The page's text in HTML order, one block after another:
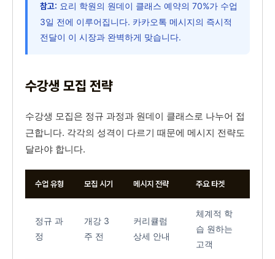
참고: 요리 학원의 원데이 클래스 예약의 70%가 수업
3일 전에 이루어집니다. 카카오톡 메시지의 즉시적
전달이 이 시장과 완벽하게 맞습니다.
수강생 모집 전략
수강생 모집은 정규 과정과 원데이 클래스로 나누어 접
근합니다. 각각의 성격이 다르기 때문에 메시지 전략도
달라야 합니다.
수업 유형 모집 시기 메시지 전략 주요 타겟
정규 과
정
개강 3
주 전
커리큘럼
상세 안내
체계적 학
습 원하는
고객